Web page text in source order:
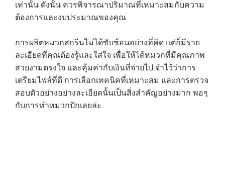
เท่านั้น ดังนั้น ควรพิจารณาปริมาณที่เหมาะสมกับความ
ต้องการและงบประมาณของคุณ
การผลิตหมวกสกรีนไม่ได้ซับซ้อนอย่างที่คิด แต่ก็มีราย
ละเอียดที่คุณต้องรู้และใส่ใจ เพื่อให้ได้หมวกที่มีคุณภาพ
สวยงามตรงใจ และคุ้มค่ากับเงินที่จ่ายไป จำไว้ว่าการ
เตรียมไฟล์ที่ดี การเลือกเทคนิคที่เหมาะสม และการตรวจ
สอบตัวอย่างอย่างละเอียดนั้นเป็นสิ่งสำคัญอย่างมาก พอๆ
กับการทำหมวกปักเลยล่ะ